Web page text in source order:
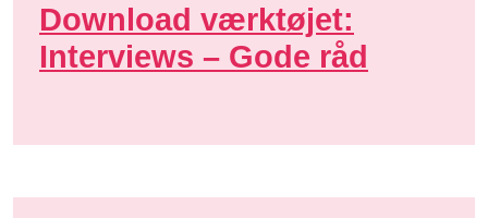
Download værktøjet:
Interviews – Gode råd